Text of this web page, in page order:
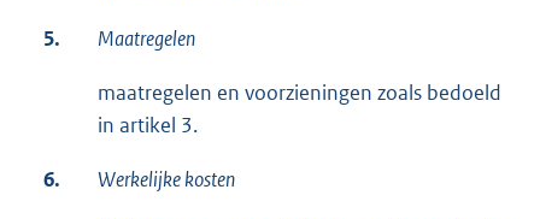
5. Maatregelen
maatregelen en voorzieningen zoals bedoeld
in artikel 3.
6. Werkelijke kosten